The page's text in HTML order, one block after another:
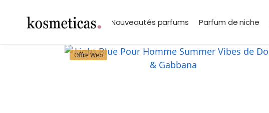
Marques Nouveautés parfums Parfum de niche
Search
Offre Web